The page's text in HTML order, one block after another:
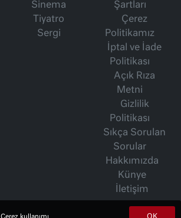
Sinema
Tiyatro
Sergi
Şartları
Çerez
Politikamız
İptal ve İade
Politikası
Açık Rıza
Metni
Gizlilik
Politikası
Sıkça Sorulan
Sorular
Hakkımızda
Künye
İletişim
OK
Çerez kullanımı